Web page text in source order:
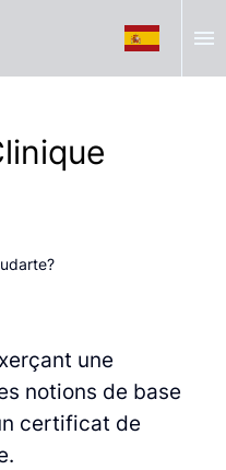
menu
une
notions de base
certificat de